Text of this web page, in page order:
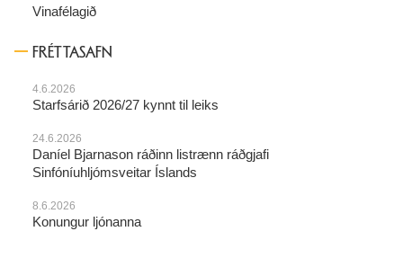
Vinafélagið
FRÉTTASAFN
4.6.2026
Starfsárið 2026/27 kynnt til leiks
24.6.2026
Daníel Bjarnason ráðinn listrænn ráðgjafi
Sinfóníuhljómsveitar Íslands
8.6.2026
Konungur ljónanna